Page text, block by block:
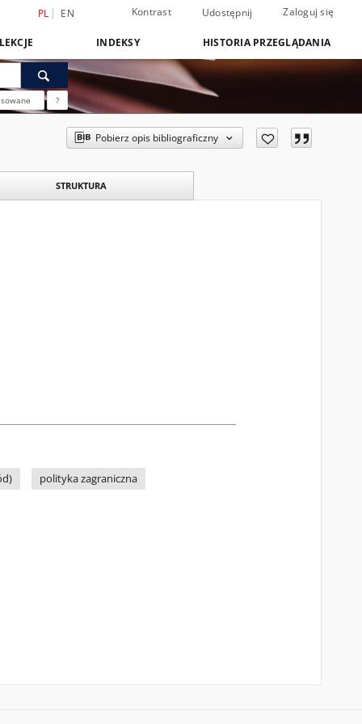
PL EN Kontrast Udostępnij Zaloguj się
INDEKSY HISTORIA PRZEGLĄDANIA
?
Pobierz opis bibliograficzny
STRUKTURA
polityka zagraniczna